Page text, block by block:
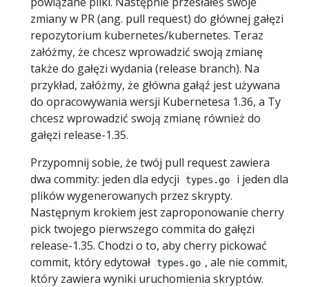
zmiany w PR (ang. pull request) do głównej gałęzi
repozytorium kubernetes/kubernetes. Teraz
załóżmy, że chcesz wprowadzić swoją zmianę
także do gałęzi wydania (release branch). Na
przykład, załóżmy, że główna gałąź jest używana
do opracowywania wersji Kubernetesa 1.36, a Ty
chcesz wprowadzić swoją zmianę również do
gałęzi release-1.35.
Przypomnij sobie, że twój pull request zawiera
dwa commity: jeden dla edycji
types.go
i jeden dla
plików wygenerowanych przez skrypty.
Następnym krokiem jest zaproponowanie cherry
pick twojego pierwszego commita do gałęzi
release-1.35. Chodzi o to, aby cherry pickować
commit, który edytował types.go , ale nie commit,
który zawiera wyniki uruchomienia skryptów.